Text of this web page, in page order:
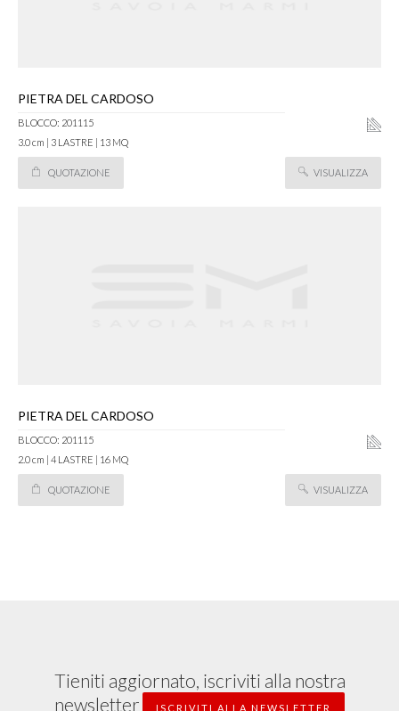
PIETRA DEL CARDOSO
BLOCCO: 201115
3.0 cm | 3 LASTRE | 13 MQ
QUOTAZIONE VISUALIZZA
PIETRA DEL CARDOSO
BLOCCO: 201115
2.0 cm | 4 LASTRE | 16 MQ
QUOTAZIONE VISUALIZZA
Tieniti aggiornato, iscriviti alla nostra
newsletter
ISCRIVITI ALLA NEWSLETTER